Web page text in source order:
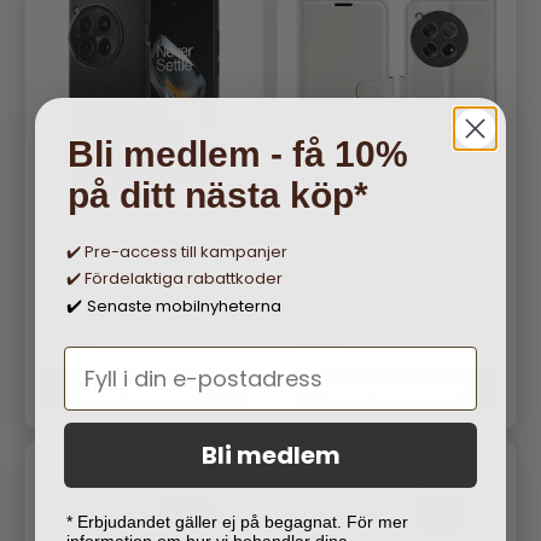
Spigen OnePlus 12 Skal
Liquid Air Matte Black
229 kr
Lägg i varukorgen
149 kr
Bli medlem - få 10%
på ditt nästa köp*
✔️ Pre-access till kampanjer
✔️ Fördelaktiga rabattkoder
✔️ Senaste mobilnyheterna
Bli medlem
* Erbjudandet gäller ej på begagnat. För mer